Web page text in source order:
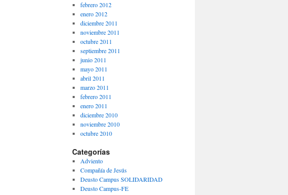
febrero 2012
enero 2012
diciembre 2011
noviembre 2011
octubre 2011
septiembre 2011
junio 2011
mayo 2011
abril 2011
marzo 2011
febrero 2011
enero 2011
diciembre 2010
noviembre 2010
octubre 2010
Categorías
Adviento
Compañía de Jesús
Deusto Campus SOLIDARIDAD
Deusto Campus-FE